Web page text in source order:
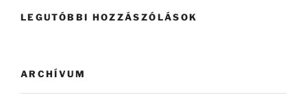
LEGUTÓBBI HOZZÁSZÓLÁSOK
ARCHÍVUM